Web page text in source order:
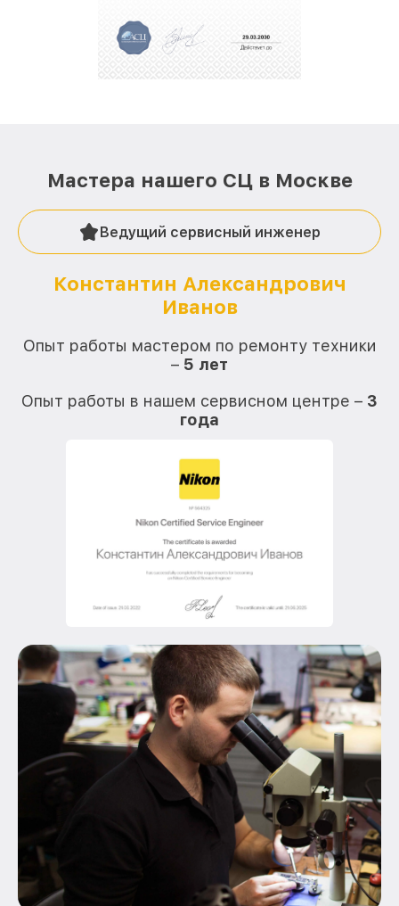
репутацию. Мы постоянно совершенствуемся и
стараемся каждый день делать наш сервис еще
Мастера нашего СЦ в Москве
Ведущий сервисный инженер
Константин Александрович
Иванов
Опыт работы мастером по ремонту техники
– 5 лет
Опыт работы в нашем сервисном центре – 3
года